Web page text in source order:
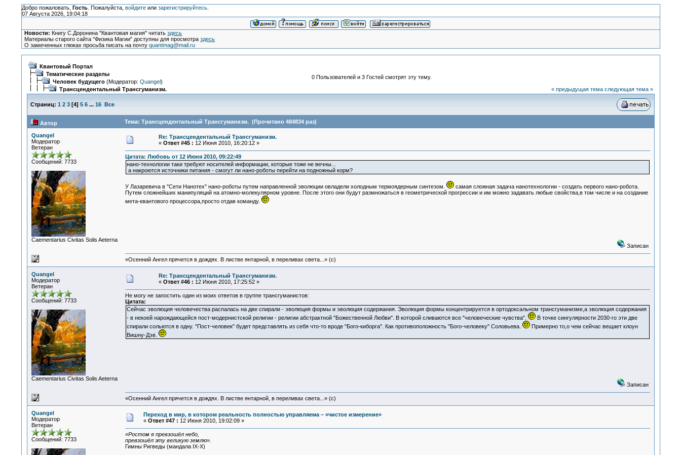
Добро пожаловать, Гость. Пожалуйста, войдитеили зарегистрируйтесь.
07 Августа 2026, 19:04:18
Новости: Книгу С.Доронина "Квантовая магия" читатьздесь
Материалы старого сайта "Физика Магии" доступны для просмотраздесь
О замеченных глюках просьба писать на почтуquantmag@mail.ru
Квантовый Портал
Тематические разделы
Человек будущего(Модератор: Quangel)
Трансцендентальный Трансгуманизм.
0 Пользователей и 3 Гостей смотрят эту тему.
« предыдущая тема следующая тема »
Страниц: 1 2 3[4] 5 6 ... 16 Все
Автор Тема: Трансцендентальный Трансгуманизм. (Прочитано 484834 раз)
Quangel
Модератор
Ветеран
Сообщений: 7733
Сaementarius Civitas Solis Aeterna
Re: Трансцендентальный Трансгуманизм.
« Ответ #45 : 12 Июня 2010, 16:20:12 »
Цитата: Любовь от 12 Июня 2010, 09:22:49
нано-технологии таки требуют носителей информации, которые тоже не вечны...
а накроются источники питания - смогут ли нано-роботы перейти на подножный корм?
У Лазаревича в "Сети Нанотех" нано-роботы путем направленной эволюции овладели холодным термоядерным синтезом.
самая сложная задача нанотехнологии - создать первого нано-робота.
Путем сложнейших манипуляций на атомно-молекулярном уровне. После этого они будут размножаться в геометрической прогрессии и им можно задавать любые свойства,в том числе и на создание
мета-квантового процессора,просто отдав команду.
Записан
«Осенний Ангел прячется в дождях. В листве янтарной, в переливах света...» (c)
Quangel
Модератор
Ветеран
Сообщений: 7733
Сaementarius Civitas Solis Aeterna
Re: Трансцендентальный Трансгуманизм.
« Ответ #46 : 12 Июня 2010, 17:25:52 »
Не могу не запостить один из моих ответов в группе трансгуманистов:
Цитата:
Сейчас эволюция человечества распалась на две спирали - эволюция формы и эволюция содержания. Эволюция формы концентрируется в ортодоксальном трансгуманизме,а эволюция содержания
- в некоей нарождающейся пост-модернистской религии - религии абстрактной "Божественной Любви". В которой сливаются все "человеческие чувства".
В точке сингулярности 2030-го эти две
спирали сольются в одну. "Пост-человек" будет представлять из себя что-то вроде "Бого-киборга". Как противоположность "Бого-человеку" Соловьева.
Примерно то,о чем сейчас вещает клоун
Вишну-Дэв.
Записан
«Осенний Ангел прячется в дождях. В листве янтарной, в переливах света...» (c)
Quangel
Модератор
Ветеран
Сообщений: 7733
Переход в мир, в котором реальность полностью управляема – «чистое измерение»
« Ответ #47 : 12 Июня 2010, 19:02:09 »
«Ростом я превзошёл небо,
превзошёл эту великую землю».
Гимны Ригведы (мандала IX-Х)